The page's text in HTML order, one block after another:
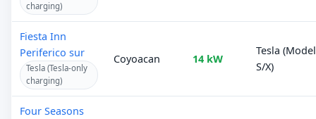
charging)
Fiesta Inn
Periferico sur
Tesla (Tesla-only
charging)
Coyoacan 14 kW
Tesla (Model
S/X)
Four Seasons